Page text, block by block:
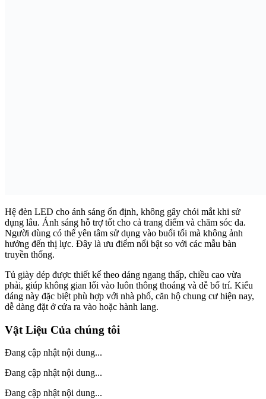
Hệ đèn LED cho ánh sáng ổn định, không gây chói mắt khi sử
dụng lâu. Ánh sáng hỗ trợ tốt cho cả trang điểm và chăm sóc da.
Người dùng có thể yên tâm sử dụng vào buổi tối mà không ảnh
hưởng đến thị lực. Đây là ưu điểm nổi bật so với các mẫu bàn
truyền thống.
Tủ giày dép được thiết kế theo dáng ngang thấp, chiều cao vừa
phải, giúp không gian lối vào luôn thông thoáng và dễ bố trí. Kiểu
dáng này đặc biệt phù hợp với nhà phố, căn hộ chung cư hiện nay,
dễ dàng đặt ở cửa ra vào hoặc hành lang.
Vật Liệu Của chúng tôi
Đang cập nhật nội dung...
Đang cập nhật nội dung...
Đang cập nhật nội dung...